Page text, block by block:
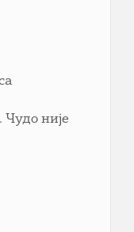
Чудо није